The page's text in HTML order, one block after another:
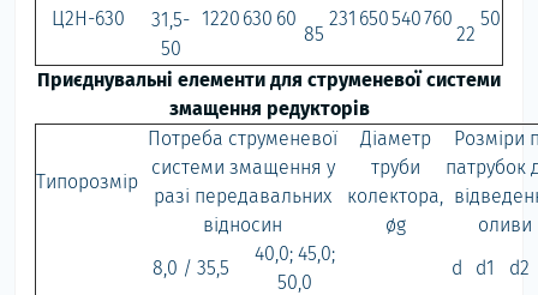
Ц2Н-630 1220 630 60 231 650540760 50
31,5-
50
85
22
Приєднувальні елементи для струменевої системи
змащення редукторів
Типорозмір
Потреба струменевої
системи змащення у
разі передавальних
відносин
Діаметр
труби
колектора,
øg
Розміри
патрубок
оливи
8,0 / 35,5
40,0; 45,0;
50,0
d d1
d2